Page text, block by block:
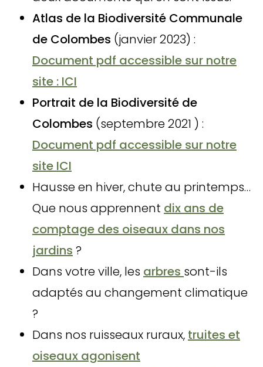
Atlas de la Biodiversité Communale
de Colombes (janvier 2023) :
Document pdf accessible sur notre
site : ICI
Portrait de la Biodiversité de
Colombes (septembre 2021 ) :
Document pdf accessible sur notre
site ICI
Hausse en hiver, chute au printemps…
Que nous apprennent dix ans de
comptage des oiseaux dans nos
jardins ?
Dans votre ville, les arbres sont-ils
adaptés au changement climatique
?
Dans nos ruisseaux ruraux, truites et
oiseaux agonisent